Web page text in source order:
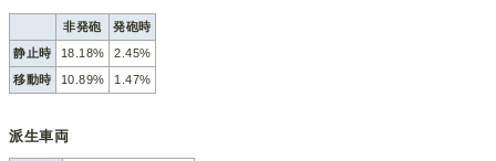
非発砲
発砲時
静止時
18.18%
2.45%
移動時
10.89% 1.47%
派生車両